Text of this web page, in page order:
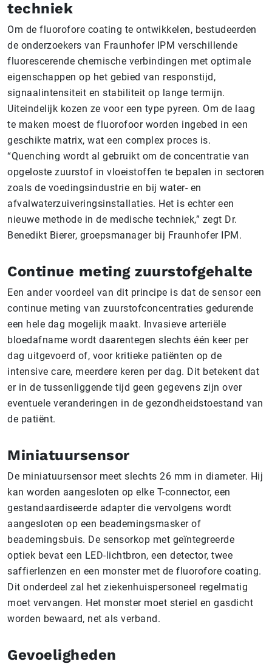
techniek
Om de fluorofore coating te ontwikkelen, bestudeerden
de onderzoekers van Fraunhofer IPM verschillende
fluorescerende chemische verbindingen met optimale
eigenschappen op het gebied van responstijd,
signaalintensiteit en stabiliteit op lange termijn.
Uiteindelijk kozen ze voor een type pyreen. Om de laag
te maken moest de fluorofoor worden ingebed in een
geschikte matrix, wat een complex proces is.
“Quenching wordt al gebruikt om de concentratie van
opgeloste zuurstof in vloeistoffen te bepalen in sectoren
zoals de voedingsindustrie en bij water- en
afvalwaterzuiveringsinstallaties. Het is echter een
nieuwe methode in de medische techniek,” zegt Dr.
Benedikt Bierer, groepsmanager bij Fraunhofer IPM.
Continue meting zuurstofgehalte
Een ander voordeel van dit principe is dat de sensor een
continue meting van zuurstofconcentraties gedurende
een hele dag mogelijk maakt. Invasieve arteriële
bloedafname wordt daarentegen slechts één keer per
dag uitgevoerd of, voor kritieke patiënten op de
intensive care, meerdere keren per dag. Dit betekent dat
er in de tussenliggende tijd geen gegevens zijn over
eventuele veranderingen in de gezondheidstoestand van
de patiënt.
Miniatuursensor
De miniatuursensor meet slechts 26 mm in diameter. Hij
kan worden aangesloten op elke T-connector, een
gestandaardiseerde adapter die vervolgens wordt
aangesloten op een beademingsmasker of
beademingsbuis. De sensorkop met geïntegreerde
optiek bevat een LED-lichtbron, een detector, twee
saffierlenzen en een monster met de fluorofore coating.
Dit onderdeel zal het ziekenhuispersoneel regelmatig
moet vervangen. Het monster moet steriel en gasdicht
worden bewaard, net als verband.
Gevoeligheden